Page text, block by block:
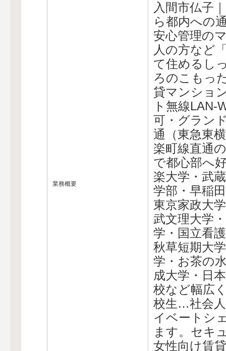
業務概要
入間市仏子
ら都内への
安心管理の
人の方など
て住めるし
ろのこもっ
貸マンショ
ト無線LAN-
可・グラン
通（東急東
楽町線直通
で都心部へ
楽大学・武
学部・早稲
東京家政大
武文理大学
学・国立看
秋草短期大
学・お茶の
成大学・日
校など幅広
校生…社会
イベートシ
ます。セキ
女性向け賃